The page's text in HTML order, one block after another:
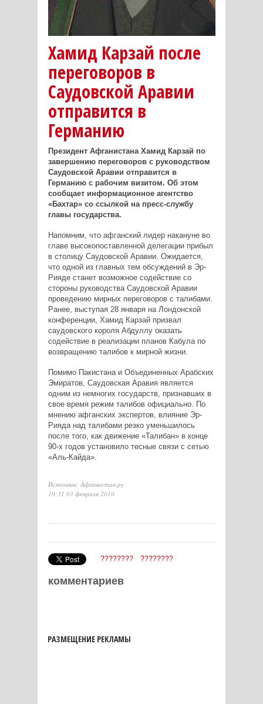
Хамид Карзай после
переговоров в
Саудовской Аравии
отправится в
Германию
Президент Афганистана Хамид Карзай по
завершению переговоров с руководством
Саудовской Аравии отправится в
Германию с рабочим визитом. Об этом
сообщает информационное агентство
«Бахтар» со ссылкой на пресс-службу
главы государства.
Напомним, что афганский лидер накануне во
главе высокопоставленной делегации прибыл
в столицу Саудовской Аравии. Ожидается,
что одной из главных тем обсуждений в Эр-
Рияде станет возможное содействие со
стороны руководства Саудовской Аравии
проведению мирных переговоров с талибами.
Ранее, выступая 28 января на Лондонской
конференции, Хамид Карзай призвал
саудовского короля Абдуллу оказать
содействие в реализации планов Кабула по
возвращению талибов к мирной жизни.
Помимо Пакистана и Объединенных Арабских
Эмиратов, Саудовская Аравия является
одним из немногих государств, признавших в
свое время режим талибов официально. По
мнению афганских экспертов, влияние Эр-
Рияда над талибами резко уменьшилось
после того, как движение «Талибан» в конце
90-х годов установило тесные связи с сетью
«Аль-Кайда».
Источник: Афганистан.ру
10:31 03 февраля 2010
???????? ????????
комментариев
РАЗМЕЩЕНИЕ РЕКЛАМЫ